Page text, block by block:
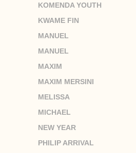
KOMENDA YOUTH
KWAME FIN
MANUEL
MANUEL
MAXIM
MAXIM MERSINI
MELISSA
MICHAEL
NEW YEAR
PHILIP ARRIVAL